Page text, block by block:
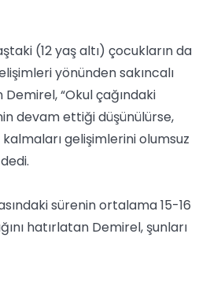
(12 yaş altı) çocukların da
yönünden sakıncalı
“Okul çağındaki
devam ettiği düşünülürse,
gelişimlerini olumsuz
sürenin ortalama 15-16
hatırlatan Demirel, şunları